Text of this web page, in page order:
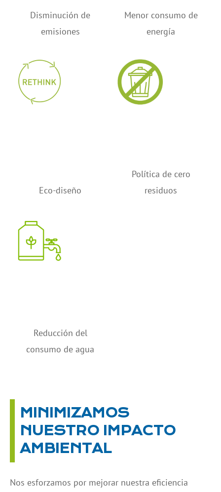
Disminución de
emisiones
Menor consumo de
energía
Eco-diseño
Política de cero
residuos
Reducción del
consumo de agua
MINIMIZAMOS
NUESTRO IMPACTO
AMBIENTAL
Nos esforzamos por mejorar nuestra eficiencia